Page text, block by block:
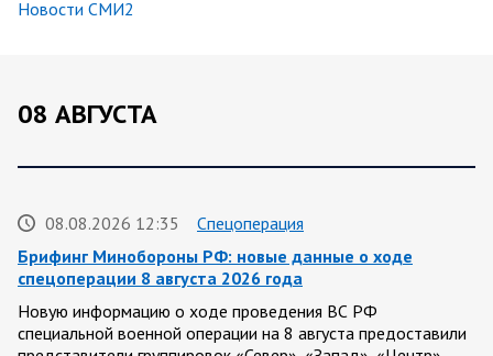
Новости СМИ2
08 АВГУСТА
08.08.2026 12:35
Спецоперация
Брифинг Минобороны РФ: новые данные о ходе
спецоперации 8 августа 2026 года
Новую информацию о ходе проведения ВС РФ
специальной военной операции на 8 августа предоставили